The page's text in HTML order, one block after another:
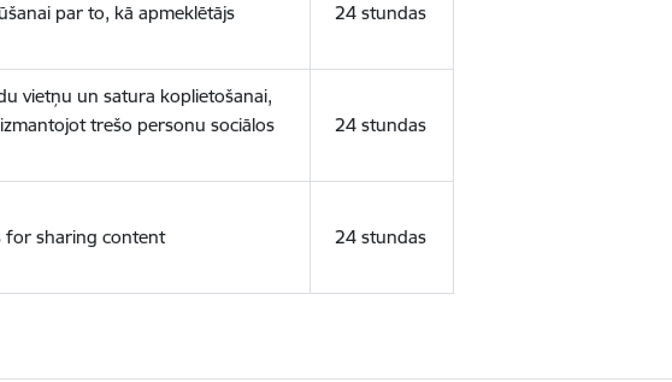
par to, kā apmeklētājs
24 stundas
vietņu un satura koplietošanai,
trešo personu sociālos
24 stundas
for sharing content 24 stundas